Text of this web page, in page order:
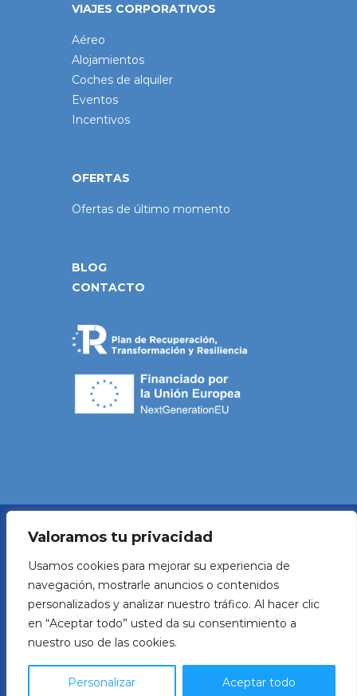
Valoramos tu privacidad
Usamos cookies para mejorar su experiencia de
navegación, mostrarle anuncios o contenidos
personalizados y analizar nuestro tráfico. Al hacer clic
en “Aceptar todo” usted da su consentimiento a
nuestro uso de las cookies.
Personalizar Aceptar todo
VIAJES CORPORATIVOS
Aéreo
Alojamientos
Coches de alquiler
Eventos
Incentivos
OFERTAS
Ofertas de último momento
BLOG
CONTACTO
Developed by Beroni
Política de Cookies